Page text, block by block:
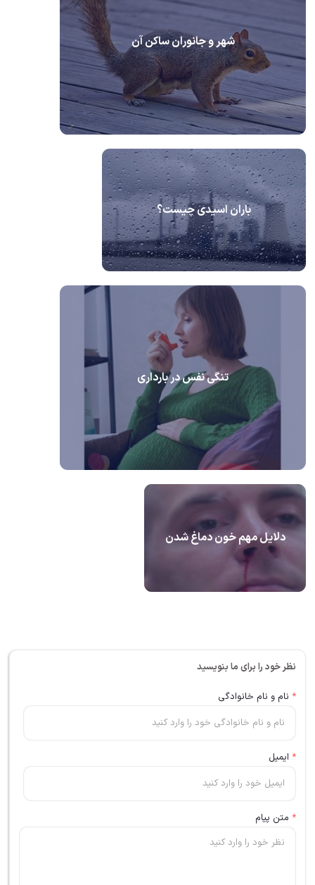
شهر و جانوران ساکن آن
باران اسیدی چیست؟
تنگی نفس در بارداری
دلایل مهم خون دماغ شدن
نظر خود را برای ما بنویسید
* نام و نام خانوادگی
* ایمیل
* متن پیام